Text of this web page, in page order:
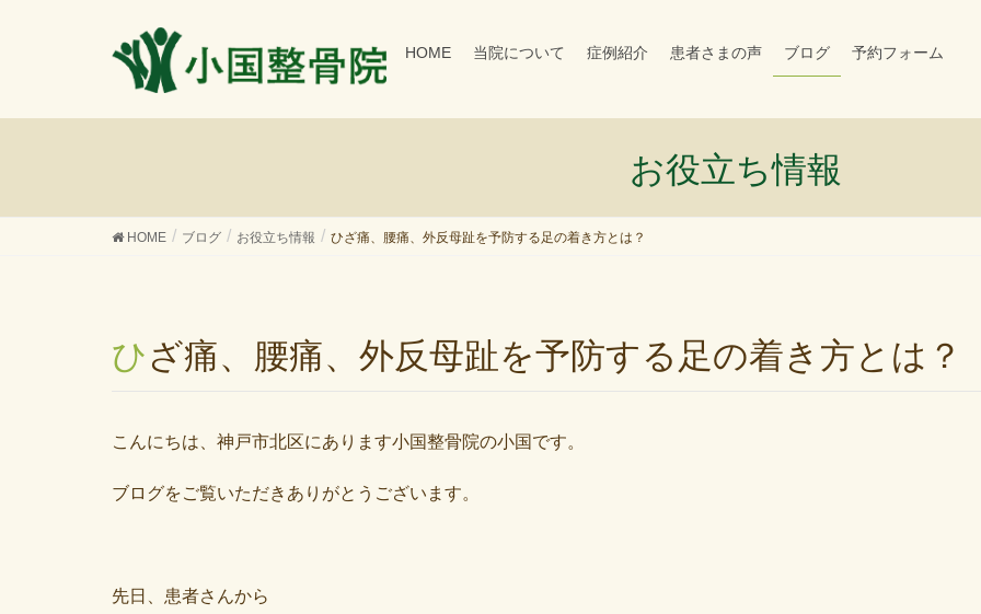
HOME 当院について 症例紹介 患者さまの声 ブログ 予約フォーム
お役立ち情報
HOME ブログ お役立ち情報 ひざ痛、腰痛、外反母趾を予防する足の着き方とは？
ひざ痛、腰痛、外反母趾を予防する足の着き方とは？
こんにちは、神戸市北区にあります小国整骨院の小国です。
ブログをご覧いただきありがとうございます。
先日、患者さんから